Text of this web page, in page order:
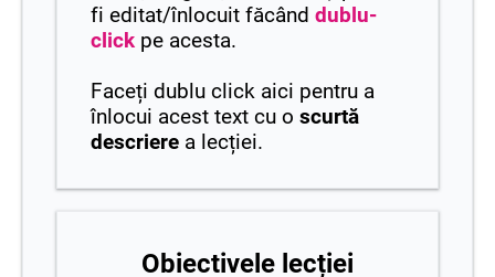
fi editat/înlocuit făcând dublu-
click pe acesta.
Faceți dublu click aici pentru a
înlocui acest text cu o scurtă
descriere a lecției.
Obiectivele lecției